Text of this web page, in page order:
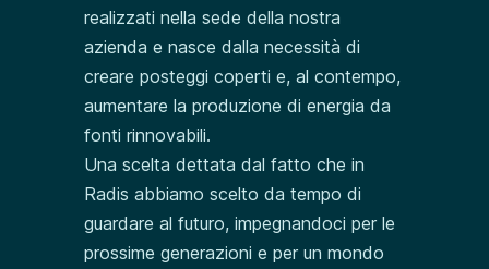
realizzati nella sede della nostra
azienda e nasce dalla necessità di
creare posteggi coperti e, al contempo,
aumentare la produzione di energia da
fonti rinnovabili.
Una scelta dettata dal fatto che in
Radis abbiamo scelto da tempo di
guardare al futuro, impegnandoci per le
prossime generazioni e per un mondo